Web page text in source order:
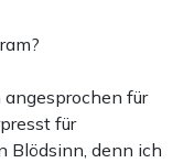
angesprochen für
für
Blödsinn, denn ich